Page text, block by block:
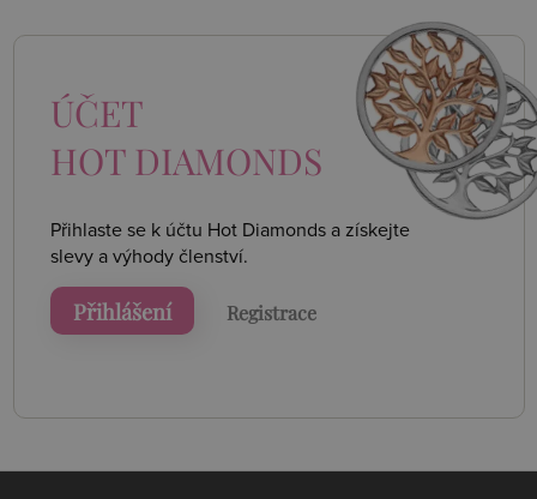
ÚČET
HOT DIAMONDS
Přihlaste se k účtu Hot Diamonds a získejte
slevy a výhody členství.
Přihlášení Registrace